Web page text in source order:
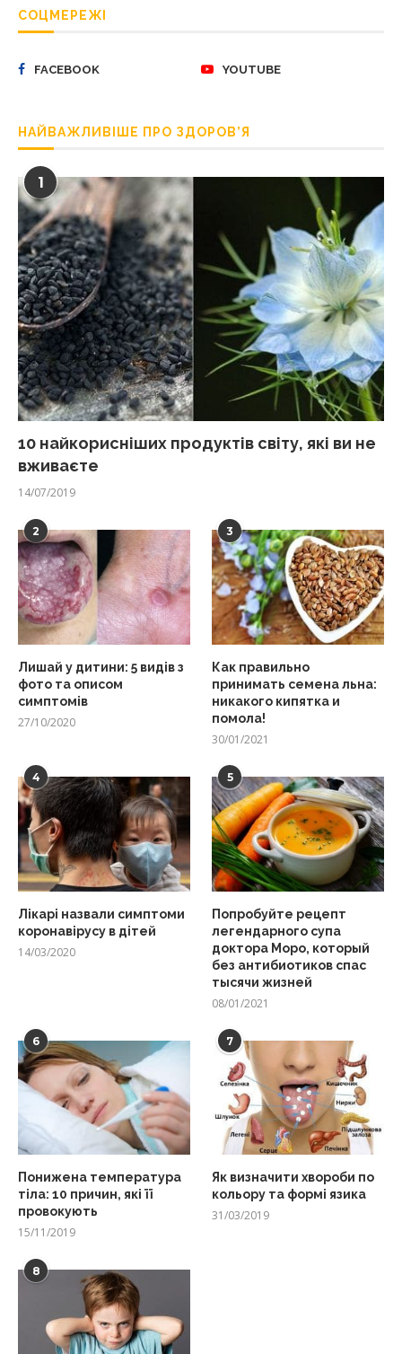
СОЦМЕРЕЖІ
FACEBOOK YOUTUBE
НАЙВАЖЛИВІШЕ ПРО ЗДОРОВ’Я
1
10 найкорисніших продуктів світу, які ви не
вживаєте
14/07/2019
2
Лишай у дитини: 5 видів з
фото та описом
симптомів
27/10/2020
3
Как правильно
принимать семена льна:
никакого кипятка и
помола!
30/01/2021
4
Лікарі назвали симптоми
коронавірусу в дітей
14/03/2020
5
Попробуйте рецепт
легендарного супа
доктора Моро, который
без антибиотиков спас
тысячи жизней
08/01/2021
6
Понижена температура
тіла: 10 причин, які її
провокують
15/11/2019
7
Як визначити хвороби по
кольору та формі язика
31/03/2019
8